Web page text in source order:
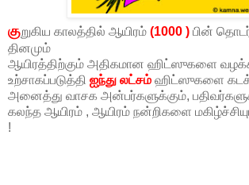
குறுகிய காலத்தில் ஆயிரம் (1000 ) பின்
தினமும்
ஆயிரத்திற்கும் அதிகமான ஹிட்ஸுகளை
உற்சாகப்படுத்தி ஐந்து லட்சம் ஹிட்ஸுகளை
அனைத்து வாசக அன்பர்களுக்கும்,
கலந்த ஆயிரம் , ஆயிரம் நன்றிகளை
!